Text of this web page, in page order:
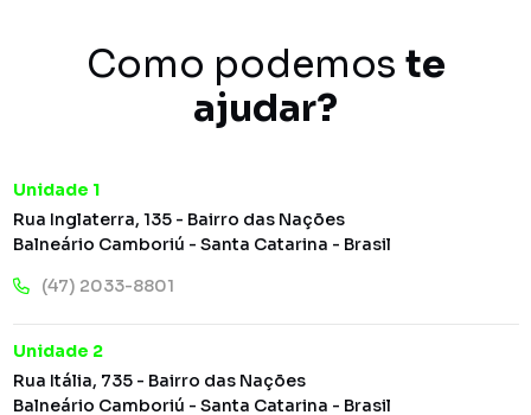
Como podemos te
ajudar?
Unidade 1
Rua Inglaterra, 135 - Bairro das Nações
Balneário Camboriú - Santa Catarina - Brasil
(47) 2033-8801
Unidade 2
Rua Itália, 735 - Bairro das Nações
Balneário Camboriú - Santa Catarina - Brasil